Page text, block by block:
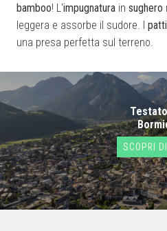
bamboo! L'impugnatura in sughero
leggera e assorbe il sudore. I
una presa perfetta sul terreno.
SCOPRI